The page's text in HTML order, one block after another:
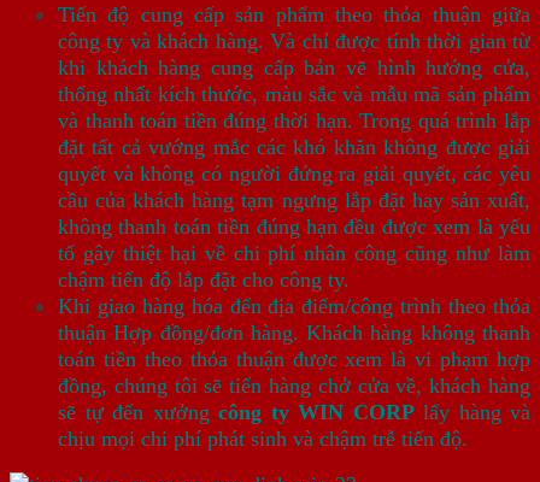
Tiến độ cung cấp sản phẩm theo thỏa thuận giữa
công ty và khách hàng. Và chỉ được tính thời gian từ
khi khách hàng cung cấp bản vẽ hình hướng cửa,
thống nhất kích thước, màu sắc và mẫu mã sản phẩm
và thanh toán tiền đúng thời hạn. Trong quá trình lắp
đặt tất cả vướng mắc các khó khăn không được giải
quyết và không có người đứng ra giải quyết, các yêu
cầu của khách hàng tạm ngưng lắp đặt hay sản xuất,
không thanh toán tiền đúng hạn đều được xem là yếu
tố gây thiệt hại về chi phí nhân công cũng như làm
chậm tiến độ lắp đặt cho công ty.
Khi giao hàng hóa đến địa điểm/công trình theo thỏa
thuận Hợp đồng/đơn hàng. Khách hàng không thanh
toán tiền theo thỏa thuận được xem là vi phạm hợp
đồng, chúng tôi sẽ tiến hàng chở cửa về, khách hàng
sẽ tự đến xưởng công ty WIN CORPlấy hàng và
chịu mọi chi phí phát sinh và chậm trễ tiến độ.